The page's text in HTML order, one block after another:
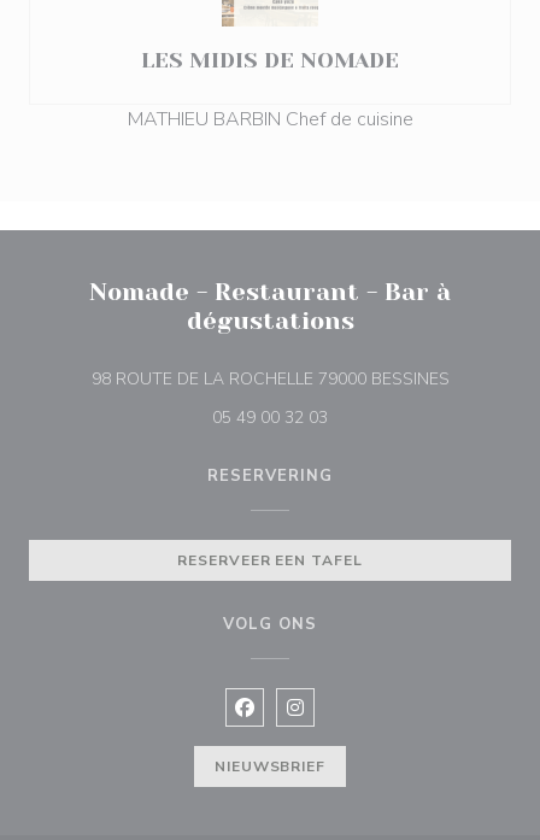
LES MIDIS DE NOMADE
MATHIEU BARBIN Chef de cuisine
Nomade - Restaurant - Bar à
dégustations
98 ROUTE DE LA ROCHELLE 79000 BESSINES((opent in
05 49 00 32 03
RESERVERING
RESERVEER EEN TAFEL
VOLG ONS
Facebook ((opent in een nieuw
Instagram ((opent in een
NIEUWSBRIEF